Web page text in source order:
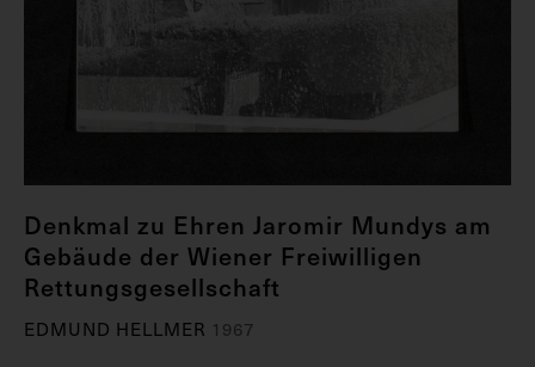
Denkmal zu Ehren Jaromir Mundys am
Gebäude der Wiener Freiwilligen
Rettungsgesellschaft
EDMUND HELLMER 1967